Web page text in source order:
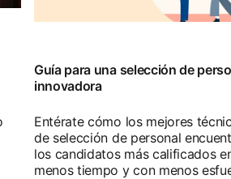
Guía para una selección de
innovadora
Entérate cómo los mejores
de selección de personal
los candidatos más calificados
menos tiempo y con menos